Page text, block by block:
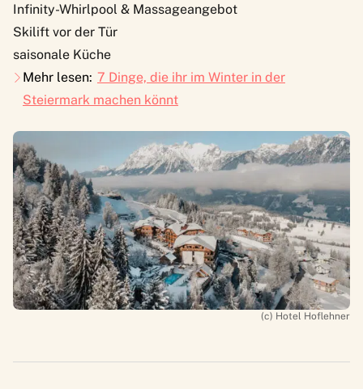
Infinity-Whirlpool & Massageangebot
Skilift vor der Tür
saisonale Küche
Mehr lesen: 7 Dinge, die ihr im Winter in der
Steiermark machen könnt
(c) Hotel Hoflehner